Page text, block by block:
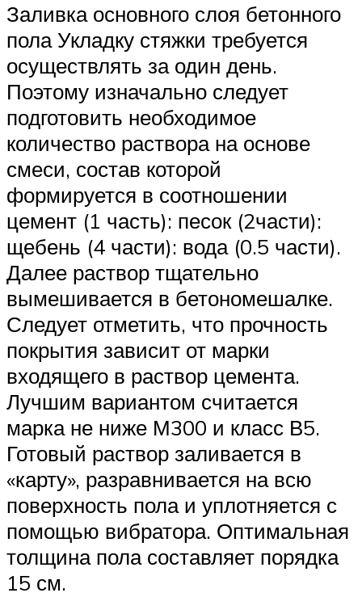
Заливка основного слоя бетонного
пола Укладку стяжки требуется
осуществлять за один день.
Поэтому изначально следует
подготовить необходимое
количество раствора на основе
смеси, состав которой
формируется в соотношении
цемент (1 часть): песок (2части):
щебень (4 части): вода (0.5 части).
Далее раствор тщательно
вымешивается в бетономешалке.
Следует отметить, что прочность
покрытия зависит от марки
входящего в раствор цемента.
Лучшим вариантом считается
марка не ниже М300 и класс В5.
Готовый раствор заливается в
«карту», разравнивается на всю
поверхность пола и уплотняется с
помощью вибратора. Оптимальная
толщина пола составляет порядка
15 см.